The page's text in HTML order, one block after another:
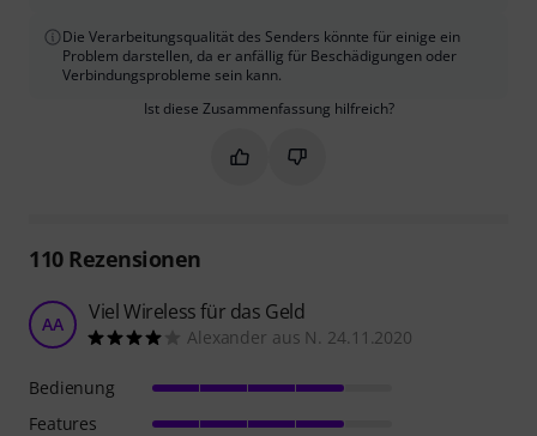
Die Verarbeitungsqualität des Senders könnte für einige ein
Problem darstellen, da er anfällig für Beschädigungen oder
Verbindungsprobleme sein kann.
Ist diese Zusammenfassung hilfreich?
Markieren Sie diese
Markieren Sie diese
110Rezensionen
AA Viel Wireless für das Geld
Alexander aus N. 24.11.2020
Bedienung
Features